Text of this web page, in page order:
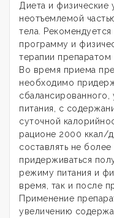
Диета и физические
неотъемлемой
тела. Рекомендуется
программу и
терапии препаратом
Во время приема
необходимо
питания, с
суточной
рационе 2000 ккал/
составлять не
придерживаться
режиму питания и
время, так и после
Применение
увеличению